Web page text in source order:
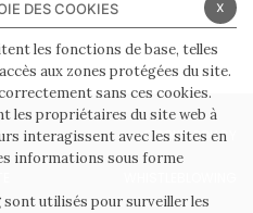
COOKIE POLICY
x
DES COOKIES
les fonctions de base, telles
aux zones protégées du site.
sans ces cookies.
les propriétaires du site web à
interagissent avec les sites en
informations sous forme
sont utilisés pour surveiller les